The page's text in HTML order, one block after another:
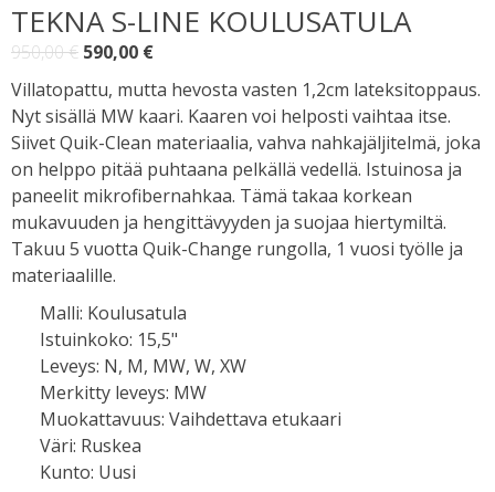
TEKNA S-LINE KOULUSATULA
950,00€ Alkuperäinen
oli:
950,00 €.
590,00 €Nykyinen
hinta
on:
590,00 €.
Villatopattu, mutta hevosta vasten 1,2cm lateksitoppaus.
Nyt sisällä MW kaari. Kaaren voi helposti vaihtaa itse.
Siivet Quik-Clean materiaalia, vahva nahkajäljitelmä, joka
on helppo pitää puhtaana pelkällä vedellä. Istuinosa ja
paneelit mikrofibernahkaa. Tämä takaa korkean
mukavuuden ja hengittävyyden ja suojaa hiertymiltä.
Takuu 5 vuotta Quik-Change rungolla, 1 vuosi työlle ja
materiaalille.
Malli: Koulusatula
Istuinkoko: 15,5"
Leveys: N, M, MW, W, XW
Merkitty leveys: MW
Muokattavuus: Vaihdettava etukaari
Väri: Ruskea
Kunto: Uusi